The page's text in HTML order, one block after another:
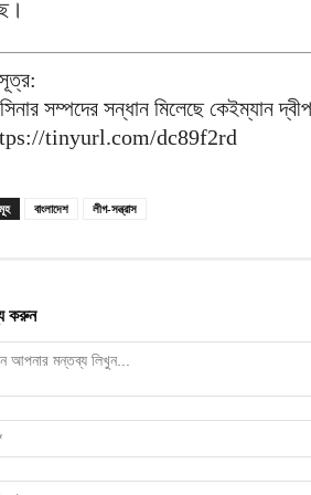
সম্পদের সন্ধান মিলেছে কেইম্যান
tinyurl.com/dc89f2rd
বাংলাদেশ লীগ-সন্ত্রাস
করুন